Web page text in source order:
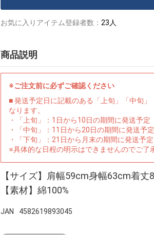
お気に入りアイテム登録者数： 23人
商品説明
※ご注文前に必ずご確認ください
■ 発送予定日に記載のある「上旬」「中旬
なります。
・「上旬」：1日から10日の期間に発送予定
・「中旬」：11日から20日の期間に発送予定
・「下旬」：21日から月末の期間に発送予定
※具体的な日程の明示はできませんのでご了
【サイズ】肩幅59cm身幅63cm着丈
【素材】綿100%
JAN 4582619893045